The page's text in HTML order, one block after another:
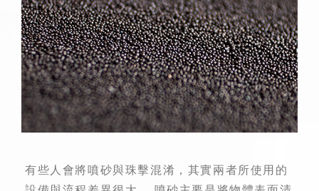
有些人會將噴砂與珠擊混淆，其實兩者所使用的